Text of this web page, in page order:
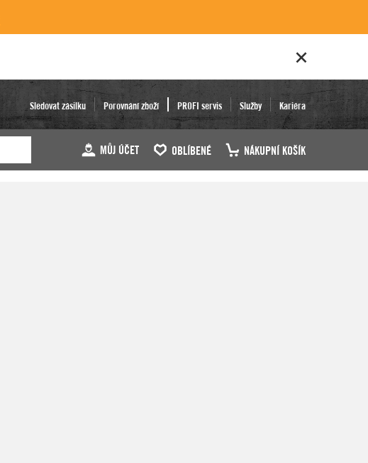
Sledovat zásilku Porovnání zboží PROFI servis Služby Kariéra
MŮJ ÚČET OBLÍBENÉ NÁKUPNÍ KOŠÍK